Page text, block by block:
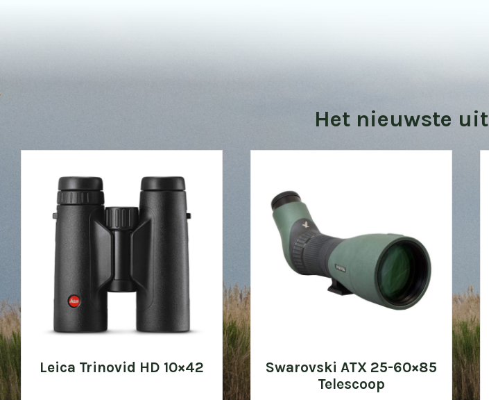
Het nieuwste
Leica Trinovid HD 10×42
Swarovski ATX 25-60×85
Telescoop